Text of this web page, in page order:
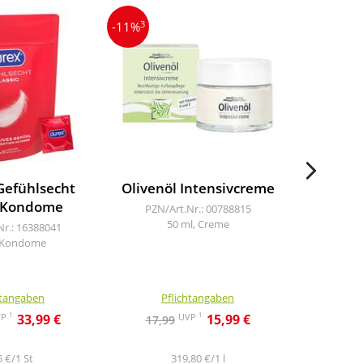
16388041
1 33,99 €
€/1 St
-11%3
Olivenöl Intensivcreme
PZN/Art.Nr.: 00788815
50 ml, Creme
Pflichtangaben
17,99 UVP 1 15,99 €
319,80 €/1 l